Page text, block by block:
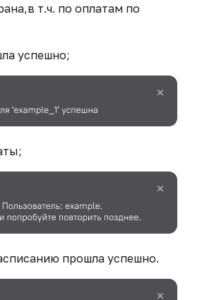
т.ч. по оплатам по
успешно;
прошла успешно.